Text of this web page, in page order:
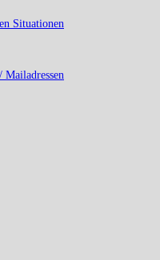
Situationen
Mailadressen